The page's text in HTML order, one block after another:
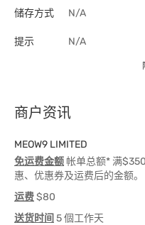
储存方式 N/A
提示 N/A
商户资讯
MEOW9 LIMITED
免运费金额帐单总额* 满
惠、优惠券及运费后的金额。
运费$80
送货时间 5 個工作天